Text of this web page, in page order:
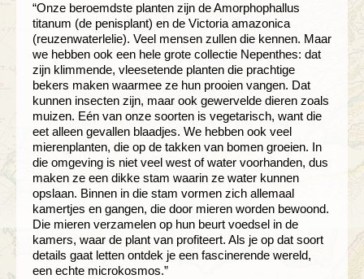
“Onze beroemdste planten zijn de Amorphophallus
titanum (de penisplant) en de Victoria amazonica
(reuzenwaterlelie). Veel mensen zullen die kennen. Maar
we hebben ook een hele grote collectie Nepenthes: dat
zijn klimmende, vleesetende planten die prachtige
bekers maken waarmee ze hun prooien vangen. Dat
kunnen insecten zijn, maar ook gewervelde dieren zoals
muizen. Eén van onze soorten is vegetarisch, want die
eet alleen gevallen blaadjes. We hebben ook veel
mierenplanten, die op de takken van bomen groeien. In
die omgeving is niet veel west of water voorhanden, dus
maken ze een dikke stam waarin ze water kunnen
opslaan. Binnen in die stam vormen zich allemaal
kamertjes en gangen, die door mieren worden bewoond.
Die mieren verzamelen op hun beurt voedsel in de
kamers, waar de plant van profiteert. Als je op dat soort
details gaat letten ontdek je een fascinerende wereld,
een echte microkosmos.”